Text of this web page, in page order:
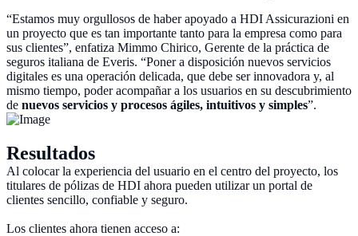
“Estamos muy orgullosos de haber apoyado a HDI Assicurazioni en
un proyecto que es tan importante tanto para la empresa como para
sus clientes”, enfatiza Mimmo Chirico, Gerente de la práctica de
seguros italiana de Everis. “Poner a disposición nuevos servicios
digitales es una operación delicada, que debe ser innovadora y, al
mismo tiempo, poder acompañar a los usuarios en su descubrimiento
de nuevos servicios y procesos ágiles, intuitivos y simples”.
Resultados
Al colocar la experiencia del usuario en el centro del proyecto, los
titulares de pólizas de HDI ahora pueden utilizar un portal de
clientes sencillo, confiable y seguro.
Los clientes ahora tienen acceso a: